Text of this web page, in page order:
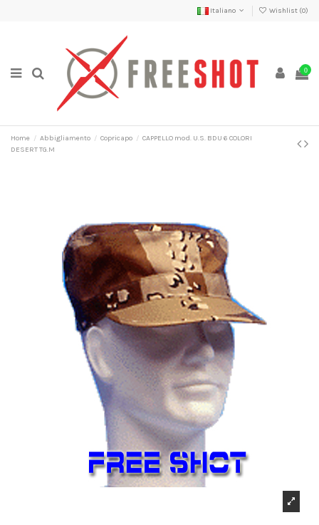
Italiano Wishlist (0)
0
Home Abbigliamento Copricapo
CAPPELLO mod. U.S. BDU 6 COLORI
DESERT TG.M